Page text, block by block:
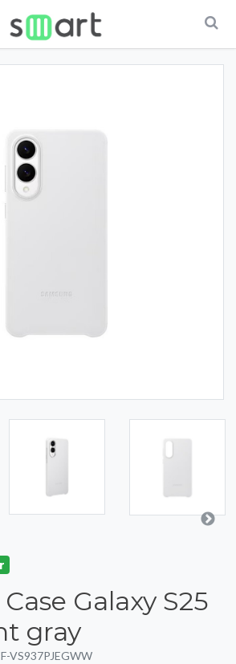
Galaxy S25
gray
VS937PJEGWW